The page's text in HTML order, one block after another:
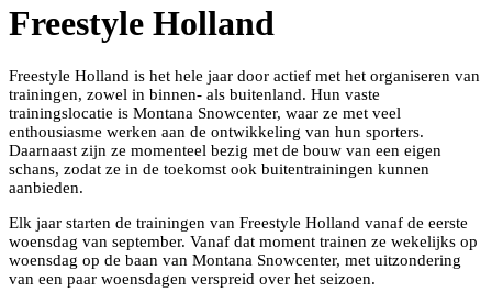
Freestyle Holland
Freestyle Holland is het hele jaar door actief met het organiseren van
trainingen, zowel in binnen- als buitenland. Hun vaste
trainingslocatie is Montana Snowcenter, waar ze met veel
enthousiasme werken aan de ontwikkeling van hun sporters.
Daarnaast zijn ze momenteel bezig met de bouw van een eigen
schans, zodat ze in de toekomst ook buitentrainingen kunnen
aanbieden.
Elk jaar starten de trainingen van Freestyle Holland vanaf de eerste
woensdag van september. Vanaf dat moment trainen ze wekelijks op
woensdag op de baan van Montana Snowcenter, met uitzondering
van een paar woensdagen verspreid over het seizoen.